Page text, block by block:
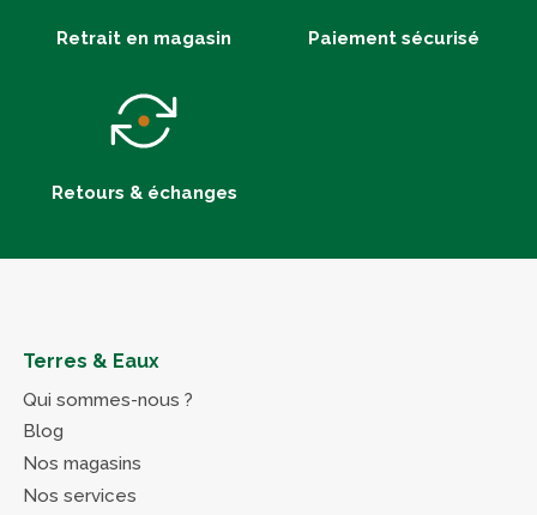
Retrait en magasin Paiement sécurisé
Retours & échanges
Terres & Eaux
Qui sommes-nous ?
Blog
Nos magasins
Nos services